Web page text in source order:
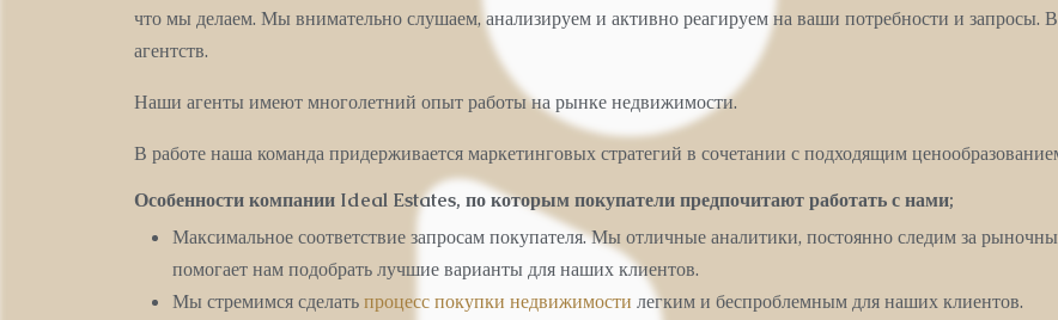
что мы делаем. Мы внимательно слушаем, анализируем и активно реагируем на ваши потребности и запросы.
агентств.
Наши агенты имеют многолетний опыт работы на рынке недвижимости.
В работе наша команда придерживается маркетинговых стратегий в сочетании с подходящим
Особенности компании Ideal Estates, по которым покупатели предпочитают работать с нами;
Максимальное соответствие запросам покупателя. Мы отличные аналитики, постоянно следим за
помогает нам подобрать лучшие варианты для наших клиентов.
Мы стремимся сделатьпроцесс покупки недвижимости легким и беспроблемным для наших клиентов.